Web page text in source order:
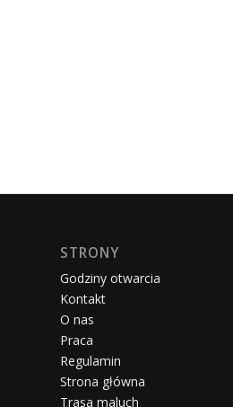
STRONY
Godziny otwarcia
Kontakt
O nas
Praca
Regulamin
Strona główna
Trasa maluch